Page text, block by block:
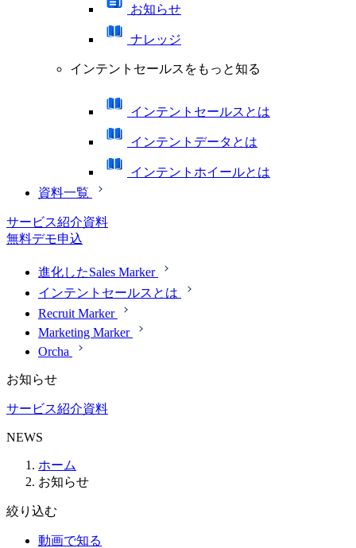
お知らせ
ナレッジ
インテントセールスをもっと知る
インテントセールスとは
インテントデータとは
インテントホイールとは
資料一覧
サービス紹介資料
無料デモ申込
進化したSales Marker
インテントセールスとは
Recruit Marker
Marketing Marker
Orcha
お知らせ
サービス紹介資料
NEWS
ホーム
お知らせ
絞り込む
動画で知る